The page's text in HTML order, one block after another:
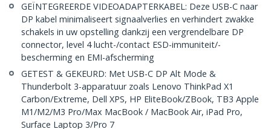
GEÏNTEGREERDE VIDEOADAPTERKABEL: Deze USB-C naar
DP kabel minimaliseert signaalverlies en verhindert zwakke
schakels in uw opstelling dankzij een vergrendelbare DP
connector, level 4 lucht-/contact ESD-immuniteit/-
bescherming en EMI-afscherming
GETEST & GEKEURD: Met USB-C DP Alt Mode &
Thunderbolt 3-apparatuur zoals Lenovo ThinkPad X1
Carbon/Extreme, Dell XPS, HP EliteBook/ZBook, TB3 Apple
M1/M2/M3 Pro/Max MacBook / MacBook Air, iPad Pro,
Surface Laptop 3/Pro 7